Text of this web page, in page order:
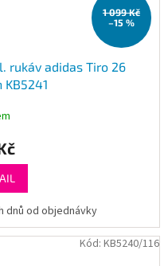
1 099 Kč
–15 %
rukáv adidas Tiro 26
dnů od objednávky
Kód: KB5240/116